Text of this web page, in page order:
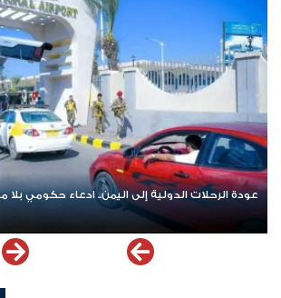
عودة الرحلات الدولية إلى اليمن.. ادعاء حكومي